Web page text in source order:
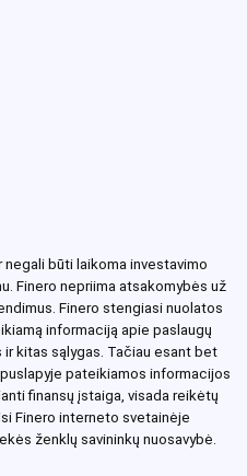
būti laikoma investavimo
Finero nepriima atsakomybės už
Finero stengiasi nuolatos
informaciją apie paslaugų
kitas sąlygas. Tačiau esant bet
pateikiamos informacijos
finansų įstaiga, visada reikėtų
Finero interneto svetainėje
ženklų savininkų nuosavybė.